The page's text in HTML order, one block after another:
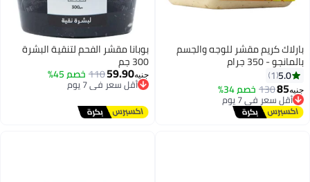
بارلاك كريم مقشر للوجه والجسم
بالمانجو - 350 جرام
5.0
1
جنيه85
130 خصم 34%
أقل سعر في 7 يوم
توصيل مجاني
أقل سعر في 7 يوم
بوبانا مقشر الفحم لتنقية البشرة
300 جم
جنيه59.90
110 خصم 45% أقل سعر في 7 يوم
توصيل مجاني